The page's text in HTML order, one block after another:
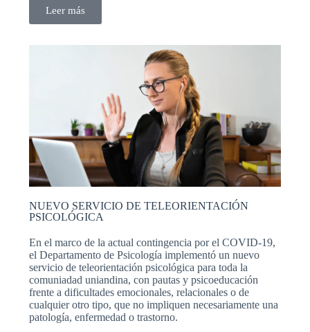
Leer más
NUEVO SERVICIO DE TELEORIENTACIÓN
PSICOLÓGICA
En el marco de la actual contingencia por el COVID-19,
el Departamento de Psicología implementó un nuevo
servicio de teleorientación psicológica para toda la
comuniadad uniandina, con pautas y psicoeducación
frente a dificultades emocionales, relacionales o de
cualquier otro tipo, que no impliquen necesariamente una
patología, enfermedad o trastorno.